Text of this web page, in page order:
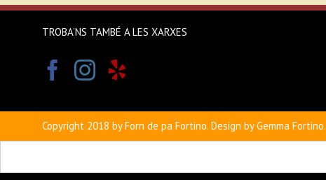
TROBA’NS TAMBÉ A LES XARXES
Copyright 2018 by Forn de pa Fortino. Design by Gemma Fortino.